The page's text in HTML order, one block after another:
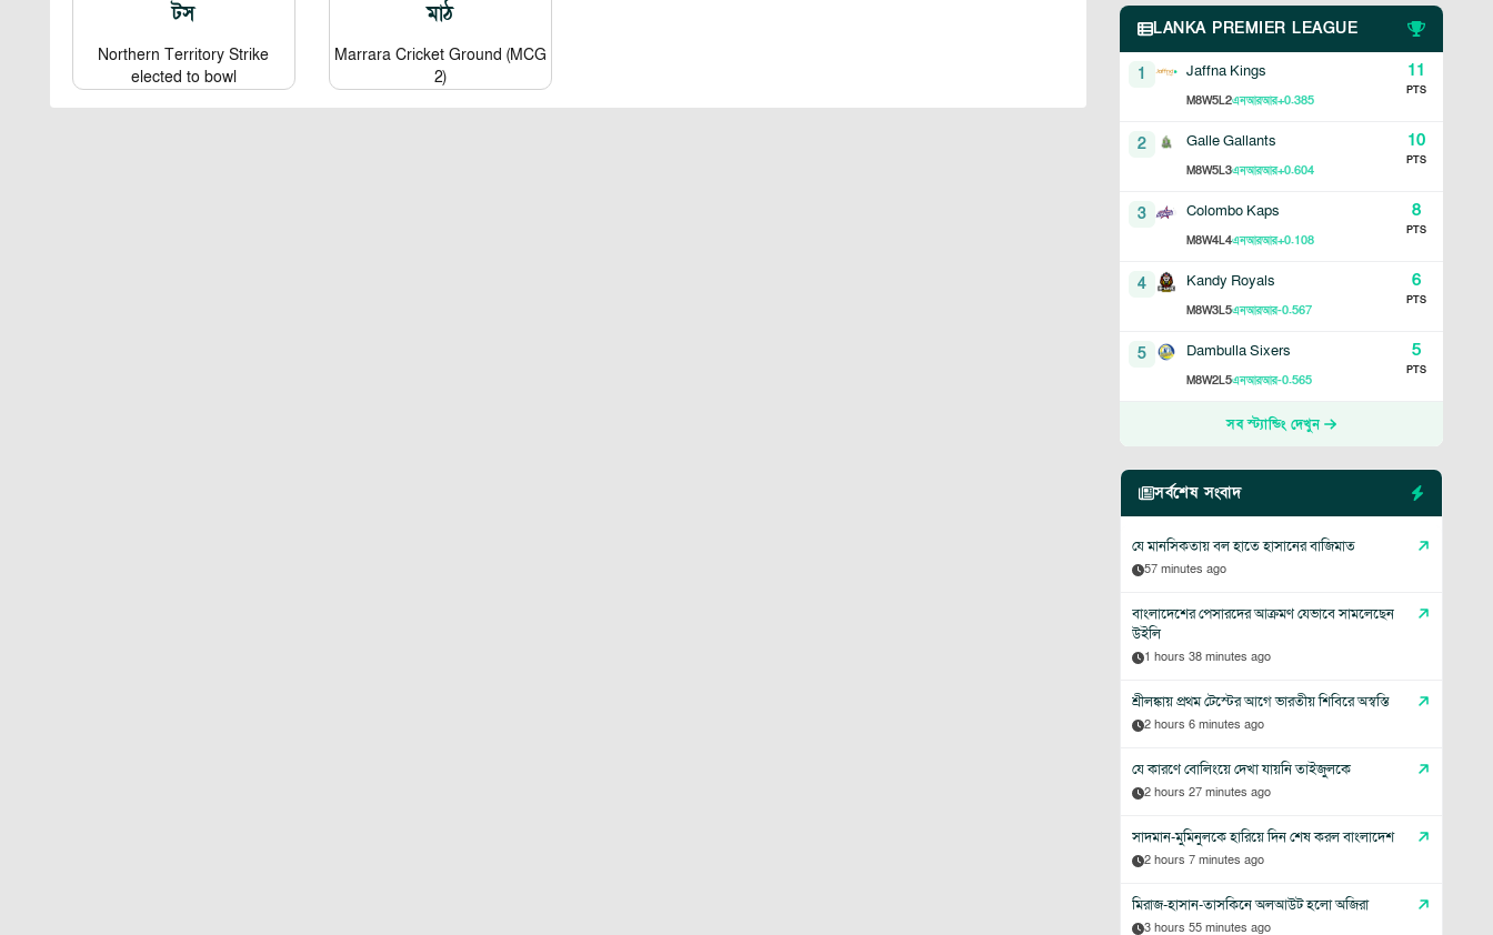
টস
Northern Territory Strike
elected to bowl
মাঠ
Marrara Cricket Ground (MCG
2)
LANKA PREMIER LEAGUE
1 Jaffna Kings
M8W5L2এনআরআর+0.385
11
PTS
2 Galle Gallants
M8W5L3এনআরআর+0.604
10
PTS
3 Colombo Kaps
M8W4L4এনআরআর+0.108
8
PTS
4 Kandy Royals
M8W3L5এনআরআর-0.567
6
PTS
5 Dambulla Sixers
M8W2L5এনআরআর-0.565
5
PTS
সব স্ট্যান্ডিং দেখুন
সর্বশেষ সংবাদ
যে মানসিকতায় বল হাতে হাসানের বাজিমাত
57 minutes ago
বাংলাদেশের পেসারদের আক্রমণ যেভাবে সামলেছেন
উইলি
1 hours 38 minutes ago
শ্রীলঙ্কায় প্রথম টেস্টের আগে ভারতীয় শিবিরে অস্বস্তি
2 hours 6 minutes ago
যে কারণে বোলিংয়ে দেখা যায়নি তাইজুলকে
2 hours 27 minutes ago
সাদমান-মুমিনুলকে হারিয়ে দিন শেষ করল বাংলাদেশ
2 hours 7 minutes ago
মিরাজ-হাসান-তাসকিনে অলআউট হলো অজিরা
3 hours 55 minutes ago